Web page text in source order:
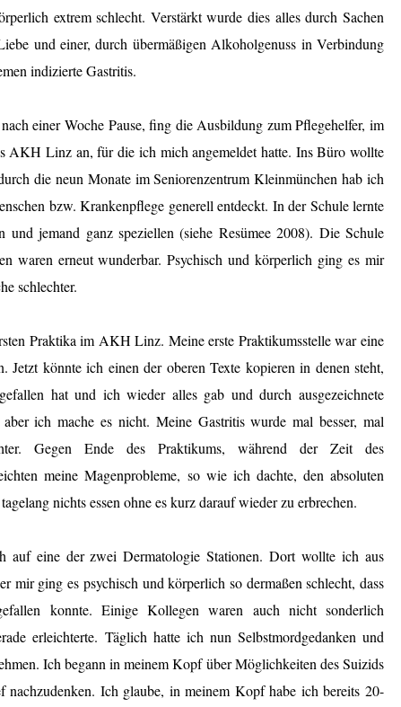
extrem schlecht. Verstärkt wurde dies alles durch Sachen
und einer, durch übermäßigen Alkoholgenuss in Verbindung
indizierte Gastritis.
einer Woche Pause, fing die Ausbildung zum Pflegehelfer, im
AKH Linz an, für die ich mich angemeldet hatte. Ins Büro wollte
die neun Monate im Seniorenzentrum Kleinmünchen hab ich
bzw. Krankenpflege generell entdeckt. In der Schule lernte
und jemand ganz speziellen (siehe Resümee 2008). Die Schule
waren erneut wunderbar. Psychisch und körperlich ging es mir
schlechter.
Praktika im AKH Linz. Meine erste Praktikumsstelle war eine
Jetzt könnte ich einen der oberen Texte kopieren in denen steht,
hat und ich wieder alles gab und durch ausgezeichnete
ich mache es nicht. Meine Gastritis wurde mal besser, mal
Gegen Ende des Praktikums, während der Zeit des
meine Magenprobleme, so wie ich dachte, den absoluten
nichts essen ohne es kurz darauf wieder zu erbrechen.
auf eine der zwei Dermatologie Stationen. Dort wollte ich aus
mir ging es psychisch und körperlich so dermaßen schlecht, dass
konnte. Einige Kollegen waren auch nicht sonderlich
erleichterte. Täglich hatte ich nun Selbstmordgedanken und
Ich begann in meinem Kopf über Möglichkeiten des Suizids
nachzudenken. Ich glaube, in meinem Kopf habe ich bereits 20-